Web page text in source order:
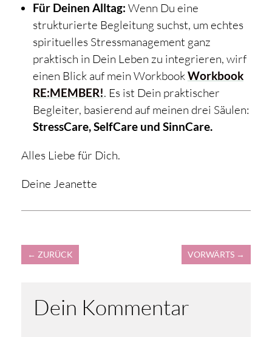
Für Deinen Alltag: Wenn Du eine
strukturierte Begleitung suchst, um echtes
spirituelles Stressmanagement ganz
praktisch in Dein Leben zu integrieren, wirf
einen Blick auf mein WorkbookWorkbook
RE:MEMBER!. Es ist Dein praktischer
Begleiter, basierend auf meinen drei Säulen:
StressCare, SelfCare und SinnCare.
Alles Liebe für Dich.
Deine Jeanette
← ZURÜCK VORWÄRTS →
Dein Kommentar